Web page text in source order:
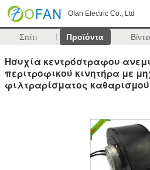
Ofan Electric Co., Ltd
Σπίτι Προϊόντα
Ησυχία κεντρόστραφου
περιτροφικού κινητήρα με
φιλτραρίσματος καθαρισμού